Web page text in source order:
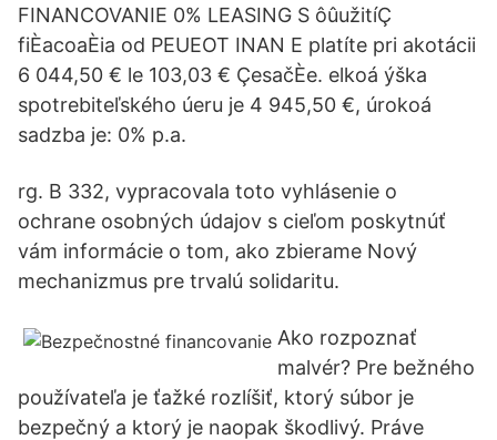
FINANCOVANIE 0% LEASING S ôûužitíÇ
fiÈacoaÈia od PEUEOT INAN E platíte pri akotácii
6 044,50 € le 103,03 € ÇesačÈe. elkoá ýška
spotrebiteľského úeru je 4 945,50 €, úrokoá
sadzba je: 0% p.a.
rg. B 332, vypracovala toto vyhlásenie o
ochrane osobných údajov s cieľom poskytnúť
vám informácie o tom, ako zbierame Nový
mechanizmus pre trvalú solidaritu.
Ako rozpoznať
malvér? Pre bežného
používateľa je ťažké rozlíšiť, ktorý súbor je
bezpečný a ktorý je naopak škodlivý. Práve